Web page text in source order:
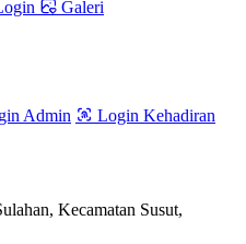
Galeri
Admin Login Kehadiran
Kecamatan Susut,